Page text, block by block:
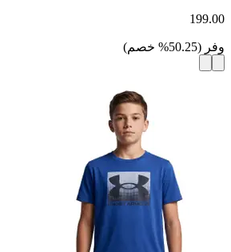
199.00
وفر (
50.25
% خصم)